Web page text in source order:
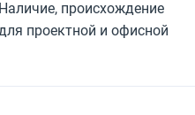
происхождение
проектной и офисной